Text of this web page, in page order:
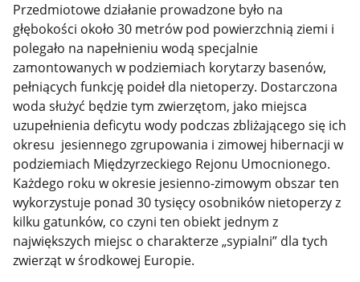
Przedmiotowe działanie prowadzone było na
głębokości około 30 metrów pod powierzchnią ziemi i
polegało na napełnieniu wodą specjalnie
zamontowanych w podziemiach korytarzy basenów,
pełniących funkcję poideł dla nietoperzy. Dostarczona
woda służyć będzie tym zwierzętom, jako miejsca
uzupełnienia deficytu wody podczas zbliżającego się ich
okresu jesiennego zgrupowania i zimowej hibernacji w
podziemiach Międzyrzeckiego Rejonu Umocnionego.
Każdego roku w okresie jesienno-zimowym obszar ten
wykorzystuje ponad 30 tysięcy osobników nietoperzy z
kilku gatunków, co czyni ten obiekt jednym z
największych miejsc o charakterze „sypialni” dla tych
zwierząt w środkowej Europie.